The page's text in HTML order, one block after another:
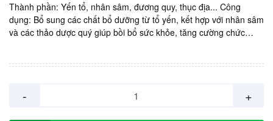
Thành phần: Yến tổ, nhân sâm, đương quy, thục địa... Công
dụng: Bổ sung các chất bổ dưỡng từ tổ yến, kết hợp với nhân sâm
và các thảo dược quý giúp bồi bổ sức khỏe, tăng cường chức
- +